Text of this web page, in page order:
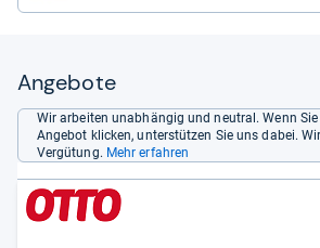
Angebote
Wir arbeiten unabhängig und neutral. Wenn
Angebot klicken, unterstützen Sie uns dabei.
Vergütung. Mehr erfahren